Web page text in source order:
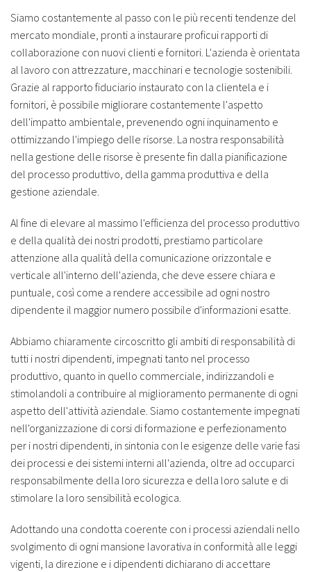
Siamo costantemente al passo con le più recenti tendenze del
mercato mondiale, pronti a instaurare proficui rapporti di
collaborazione con nuovi clienti e fornitori. L'azienda è orientata
al lavoro con attrezzature, macchinari e tecnologie sostenibili.
Grazie al rapporto fiduciario instaurato con la clientela e i
fornitori, è possibile migliorare costantemente l'aspetto
dell'impatto ambientale, prevenendo ogni inquinamento e
ottimizzando l'impiego delle risorse. La nostra responsabilità
nella gestione delle risorse è presente fin dalla pianificazione
del processo produttivo, della gamma produttiva e della
gestione aziendale.
Al fine di elevare al massimo l'efficienza del processo produttivo
e della qualità dei nostri prodotti, prestiamo particolare
attenzione alla qualità della comunicazione orizzontale e
verticale all'interno dell'azienda, che deve essere chiara e
puntuale, così come a rendere accessibile ad ogni nostro
dipendente il maggior numero possibile d'informazioni esatte.
Abbiamo chiaramente circoscritto gli ambiti di responsabilità di
tutti i nostri dipendenti, impegnati tanto nel processo
produttivo, quanto in quello commerciale, indirizzandoli e
stimolandoli a contribuire al miglioramento permanente di ogni
aspetto dell'attività aziendale. Siamo costantemente impegnati
nell'organizzazione di corsi di formazione e perfezionamento
per i nostri dipendenti, in sintonia con le esigenze delle varie fasi
dei processi e dei sistemi interni all'azienda, oltre ad occuparci
responsabilmente della loro sicurezza e della loro salute e di
stimolare la loro sensibilità ecologica.
Adottando una condotta coerente con i processi aziendali nello
svolgimento di ogni mansione lavorativa in conformità alle leggi
vigenti, la direzione e i dipendenti dichiarano di accettare